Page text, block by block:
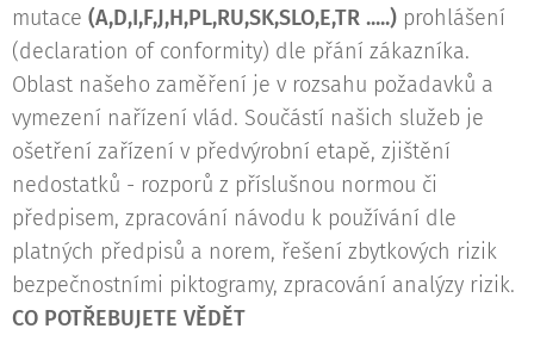
mutace (A,D,I,F,J,H,PL,RU,SK,SLO,E,TR .....) prohlášení
(declaration of conformity) dle přání zákazníka.
Oblast našeho zaměření je v rozsahu požadavků a
vymezení nařízení vlád. Součástí našich služeb je
ošetření zařízení v předvýrobní etapě, zjištění
nedostatků - rozporů z příslušnou normou či
předpisem, zpracování návodu k používání dle
platných předpisů a norem, řešení zbytkových rizik
bezpečnostními piktogramy, zpracování analýzy rizik.
CO POTŘEBUJETE VĚDĚT